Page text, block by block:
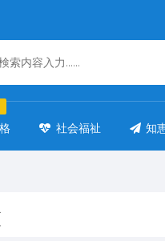
社会福祉 知